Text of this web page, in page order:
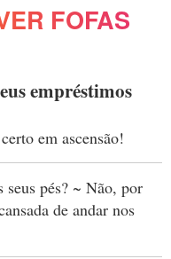
FOFAS
empréstimos
em ascensão!
seus pés? ~ Não, por
de andar nos